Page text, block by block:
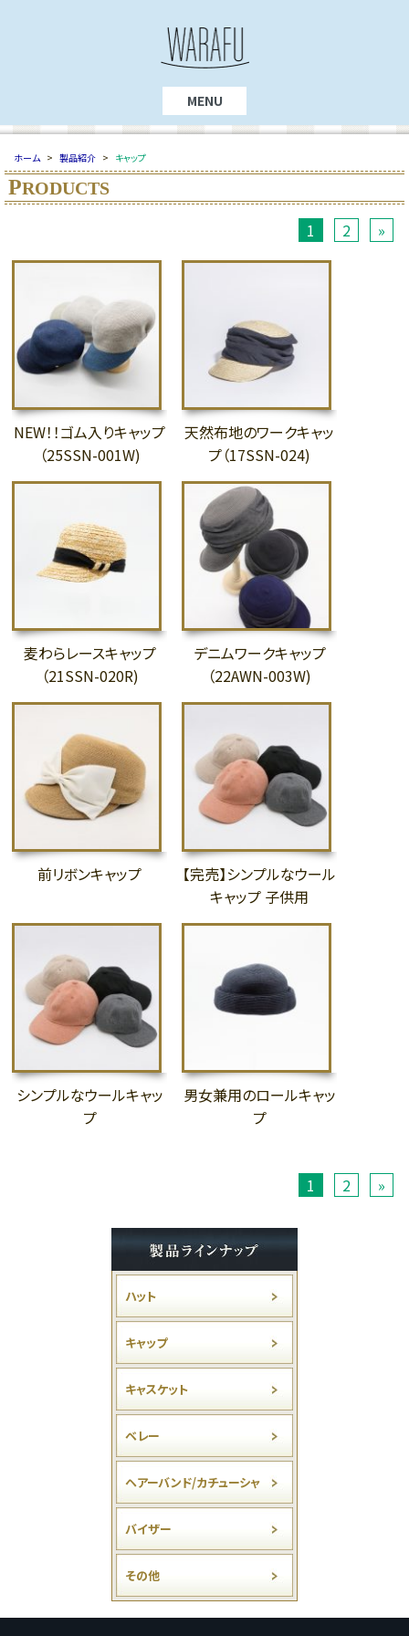
MENU
ホーム > 製品紹介 > キャップ
PRODUCTS
1 2 »
NEW！！ゴム入りキャップ
（25SSN-001W)
天然布地のワークキャッ
プ（17SSN-024)
麦わらレースキャップ
（21SSN-020R)
デニムワークキャップ
（22AWN-003W)
前リボンキャップ
【完売】シンプルなウール
キャップ 子供用
シンプルなウールキャッ
プ
男女兼用のロールキャッ
プ
1 2 »
ハット
キャップ
キャスケット
ベレー
ヘアーバンド/カチューシャ
バイザー
その他